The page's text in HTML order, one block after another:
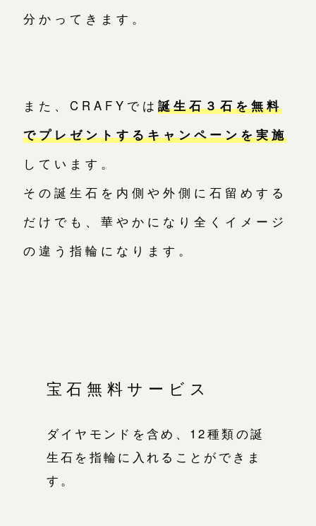
分かってきます。
また、CRAFYでは誕生石３石を無料
でプレゼントするキャンペーンを実施
しています。
その誕生石を内側や外側に石留めする
だけでも、華やかになり全くイメージ
の違う指輪になります。
宝石無料サービス
ダイヤモンドを含め、12種類の誕
生石を指輪に入れることができま
す。